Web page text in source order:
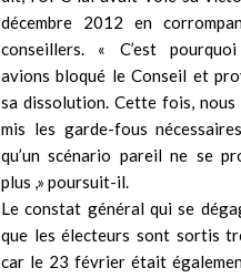
décembre 2012 en
conseillers. « C’est
avions bloqué le Conseil et
sa dissolution. Cette fois, nous
mis les garde-fous
qu’un scénario pareil ne se
plus ,» poursuit-il.
Le constat général qui se
que les électeurs sont sortis
car le 23 février était